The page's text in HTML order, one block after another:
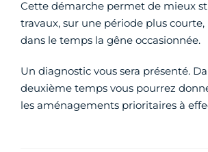
Cette démarche permet de mieux
travaux, sur une période plus
dans le temps la gêne occasionnée.
Un diagnostic vous sera présenté.
deuxième temps vous pourrez
les aménagements prioritaires à